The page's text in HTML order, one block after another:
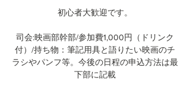
初心者大歓迎です。
司会:映画部幹部/参加費1,000円（ドリンク
付）/持ち物：筆記用具と語りたい映画のチ
ラシやパンフ等。今後の日程の申込方法は最
下部に記載